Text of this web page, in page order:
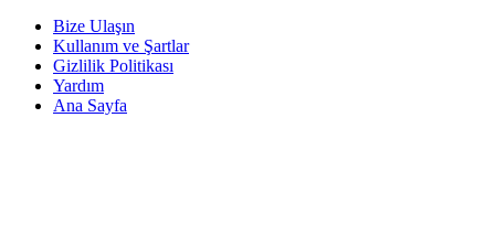
Bize Ulaşın
Kullanım ve Şartlar
Gizlilik Politikası
Yardım
Ana Sayfa